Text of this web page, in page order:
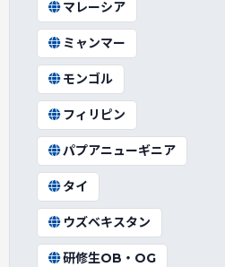
マレーシア
ミャンマー
モンゴル
フィリピン
パプアニューギニア
タイ
ウズベキスタン
研修生OB・OG